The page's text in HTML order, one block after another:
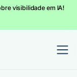
visibilidade em IA!